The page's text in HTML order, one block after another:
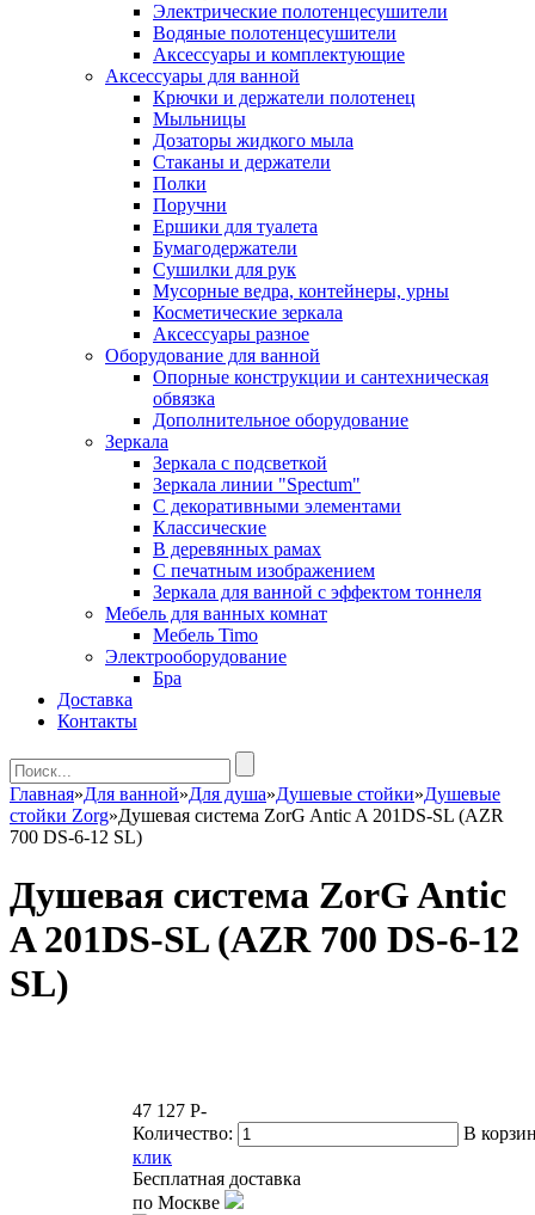
Электрические полотенцесушители
Водяные полотенцесушители
Аксессуары и комплектующие
Аксессуары для ванной
Крючки и держатели полотенец
Мыльницы
Дозаторы жидкого мыла
Стаканы и держатели
Полки
Поручни
Ершики для туалета
Бумагодержатели
Сушилки для рук
Мусорные ведра, контейнеры, урны
Косметические зеркала
Аксессуары разное
Оборудование для ванной
Опорные конструкции и сантехническая
обвязка
Дополнительное оборудование
Зеркала
Зеркала с подсветкой
Зеркала линии "Spectum"
С декоративными элементами
Классические
В деревянных рамах
С печатным изображением
Зеркала для ванной с эффектом тоннеля
Мебель для ванных комнат
Мебель Timo
Электрооборудование
Бра
Доставка
Контакты
Главная»Для ванной»Для душа»Душевые стойки»Душевые
стойки Zorg»Душевая система ZorG Antic A 201DS-SL (AZR
700 DS-6-12 SL)
Душевая система ZorG Antic
A 201DS-SL (AZR 700 DS-6-12
SL)
47 127 P-
Количество:
В
клик
Бесплатная доставка
по Москве